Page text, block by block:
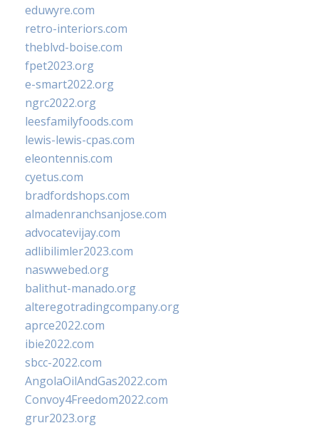
eduwyre.com
retro-interiors.com
theblvd-boise.com
fpet2023.org
e-smart2022.org
ngrc2022.org
leesfamilyfoods.com
lewis-lewis-cpas.com
eleontennis.com
cyetus.com
bradfordshops.com
almadenranchsanjose.com
advocatevijay.com
adlibilimler2023.com
naswwebed.org
balithut-manado.org
alteregotradingcompany.org
aprce2022.com
ibie2022.com
sbcc-2022.com
AngolaOilAndGas2022.com
Convoy4Freedom2022.com
grur2023.org